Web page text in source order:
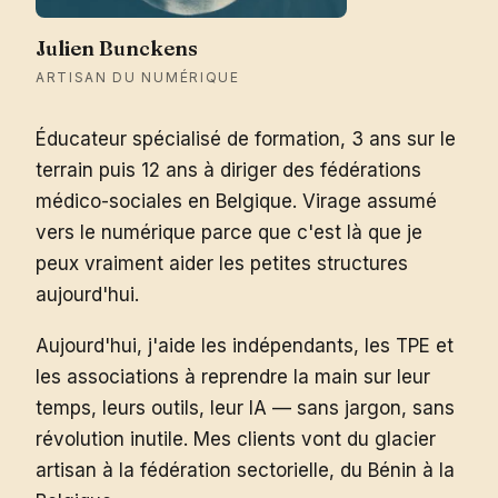
Julien Bunckens
ARTISAN DU NUMÉRIQUE
Éducateur spécialisé de formation, 3 ans sur le
terrain puis 12 ans à diriger des fédérations
médico-sociales en Belgique. Virage assumé
vers le numérique parce que c'est là que je
peux vraiment aider les petites structures
aujourd'hui.
Aujourd'hui, j'aide les indépendants, les TPE et
les associations à reprendre la main sur leur
temps, leurs outils, leur IA — sans jargon, sans
révolution inutile. Mes clients vont du glacier
artisan à la fédération sectorielle, du Bénin à la